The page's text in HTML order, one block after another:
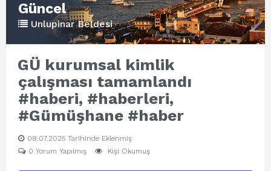
Güncel
Unlupinar Beldesi
GÜ kurumsal kimlik
çalışması tamamlandı
#haberi, #haberleri,
#Gümüşhane #haber
08.07.2025 Tarihinde Eklenmiş
0 Yorum Yapılmış
Kişi Okumuş